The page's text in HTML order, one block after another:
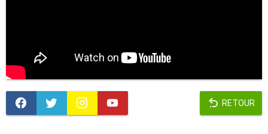
RETOUR